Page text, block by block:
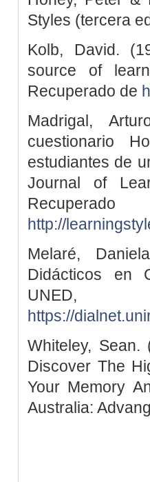
Styles (tercera
Kolb, David.
source of
Recuperado de
Madrigal,
cuestionario
estudiantes de
Journal of
http://
Melaré,
Didácticos en
UNED,
https://
Whiteley, Sean.
Discover The
Your Memory
Australia: